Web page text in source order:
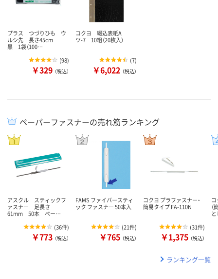
プラス つづりひも ウ
ルシ先 長さ45cm
黒 1袋（100…
(98)
￥329 （税込）
コクヨ 綴込表紙A
ツ-7 10組（20枚入）
(7)
￥6,022 （税込）
ペーパーファスナーの売れ筋ランキング
アスクル スティックフ
ァスナー 足長さ
61mm 50本 ペー…
(36件)
￥773 （税込）
FAMS ファイバースティ
ック ファスナー 50本入
(21件)
￥765 （税込）
コクヨ プラファスナー・
簡易タイプ FA-110N
(31件)
￥1,375 （税込）
ランキング一覧